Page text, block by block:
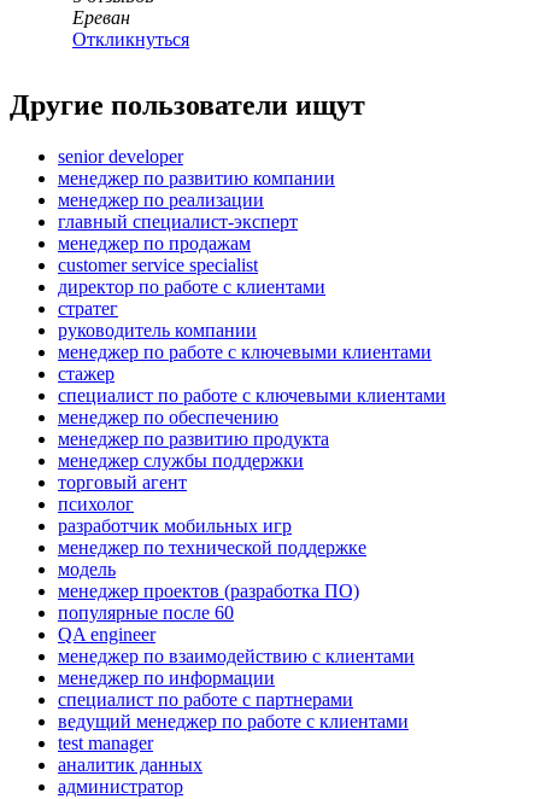
Ереван
Откликнуться
Другие пользователи ищут
senior developer
менеджер по развитию компании
менеджер по реализации
главный специалист-эксперт
менеджер по продажам
customer service specialist
директор по работе с клиентами
стратег
руководитель компании
менеджер по работе с ключевыми клиентами
стажер
специалист по работе с ключевыми клиентами
менеджер по обеспечению
менеджер по развитию продукта
менеджер службы поддержки
торговый агент
психолог
разработчик мобильных игр
менеджер по технической поддержке
модель
менеджер проектов (разработка ПО)
популярные после 60
QA engineer
менеджер по взаимодействию с клиентами
менеджер по информации
специалист по работе с партнерами
ведущий менеджер по работе с клиентами
test manager
аналитик данных
администратор